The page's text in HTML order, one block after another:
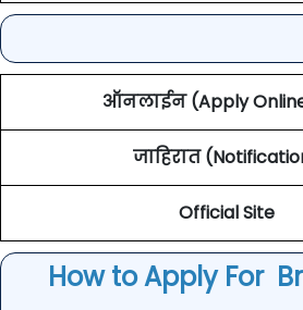
ऑनलाईन (Apply
जाहिरात
Official Site
How to Apply For